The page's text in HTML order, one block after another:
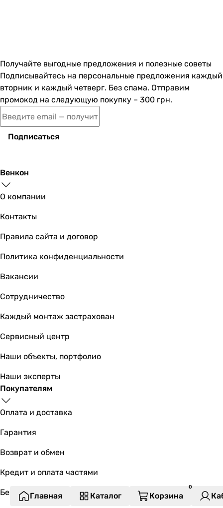
Получайте выгодные предложения и полезные советы
Подписывайтесь на персональные предложения каждый
вторник и каждый четверг. Без спама. Отправим
промокод на следующую покупку – 300 грн.
Подписаться
Венкон
О компании
Контакты
Правила сайта и договор
Политика конфиденциальности
Вакансии
Сотрудничество
Каждый монтаж застрахован
Сервисный центр
Наши объекты, портфолио
Наши эксперты
Покупателям
Оплата и доставка
Гарантия
Возврат и обмен
Кредит и оплата частями
Безналичный расчет
Главная Каталог Корзина